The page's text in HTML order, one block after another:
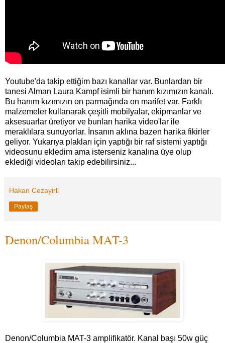
Youtube'da takip ettiğim bazı kanallar var. Bunlardan bir
tanesi Alman Laura Kampf isimli bir hanım kızımızın kanalı.
Bu hanım kızımızın on parmağında on marifet var. Farklı
malzemeler kullanarak çeşitli mobilyalar, ekipmanlar ve
aksesuarlar üretiyor ve bunları harika video'lar ile
meraklılara sunuyorlar. İnsanın aklına bazen harika fikirler
geliyor. Yukarıya plakları için yaptığı bir raf sistemi yaptığı
videosunu ekledim ama isterseniz kanalına üye olup
eklediği videoları takip edebilirsiniz...
Hakan Cezayirli
Paylaş
Denon/Columbia MAT-3
Denon/Columbia MAT-3 amplifikatör. Kanal başı 50w güç